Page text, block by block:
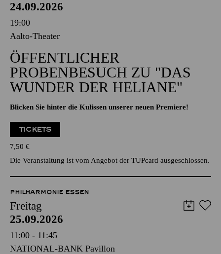
24.09.2026
19:00
Aalto-Theater
ÖFFENTLICHER
PROBENBESUCH ZU "DAS
WUNDER DER HELIANE"
Blicken Sie hinter die Kulissen unserer neuen Premiere!
TICKETS
7,50 €
Die Veranstaltung ist vom Angebot der TUPcard ausgeschlossen.
PHILHARMONIE ESSEN
Freitag
25.09.2026
11:00 - 11:45
NATIONAL-BANK Pavillon